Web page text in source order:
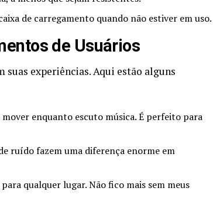
de carregamento quando não estiver em uso.
de Usuários
experiências. Aqui estão alguns
enquanto escuto música. É perfeito para
ruído fazem uma diferença enorme em
qualquer lugar. Não fico mais sem meus